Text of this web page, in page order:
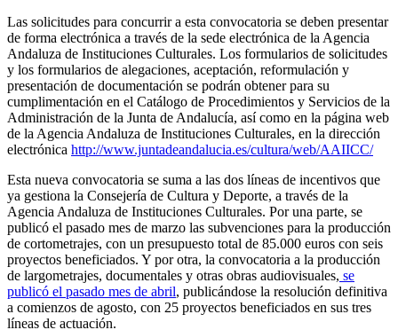
Las solicitudes para concurrir a esta convocatoria se deben presentar
de forma electrónica a través de la sede electrónica de la Agencia
Andaluza de Instituciones Culturales. Los formularios de solicitudes
y los formularios de alegaciones, aceptación, reformulación y
presentación de documentación se podrán obtener para su
cumplimentación en el Catálogo de Procedimientos y Servicios de la
Administración de la Junta de Andalucía, así como en la página web
de la Agencia Andaluza de Instituciones Culturales, en la dirección
electrónica http://www.juntadeandalucia.es/cultura/web/AAIICC/
Esta nueva convocatoria se suma a las dos líneas de incentivos que
ya gestiona la Consejería de Cultura y Deporte, a través de la
Agencia Andaluza de Instituciones Culturales. Por una parte, se
publicó el pasado mes de marzo las subvenciones para la producción
de cortometrajes, con un presupuesto total de 85.000 euros con seis
proyectos beneficiados. Y por otra, la convocatoria a la producción
de largometrajes, documentales y otras obras audiovisuales, se
publicó el pasado mes de abril, publicándose la resolución definitiva
a comienzos de agosto, con 25 proyectos beneficiados en sus tres
líneas de actuación.